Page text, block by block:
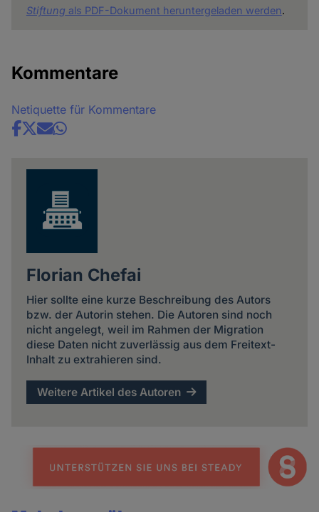
Stiftung als PDF-Dokument heruntergeladen werden.
Kommentare
Netiquette für Kommentare
Share
Florian Chefai
Hier sollte eine kurze Beschreibung des Autors
bzw. der Autorin stehen. Die Autoren sind noch
nicht angelegt, weil im Rahmen der Migration
diese Daten nicht zuverlässig aus dem Freitext-
Inhalt zu extrahieren sind.
Weitere Artikel des Autoren